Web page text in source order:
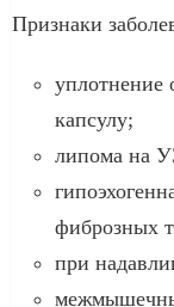
Признаки
уплотнение
капсулу;
липома на
фиброзных
при